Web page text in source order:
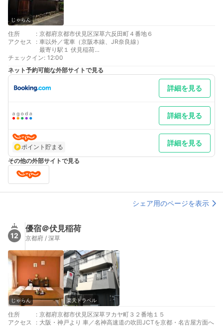
じゃらん
住所 : 京都府京都市伏見区深草六反田町４番地６
アクセス
: 車以外／電車（京阪本線、JR奈良線）
最寄り駅１ 伏見稲荷
最寄り駅２ 稲荷
最寄り駅３ 鳥羽街道
チェックイン: 12:00
ネット予約可能な外部サイトで見る
詳細を見る
詳細を見る
ポイント貯まる 詳細を見る
その他の外部サイトで見る
シェア用のページを表示
12
優宿＠伏見稲荷
京都府 / 深草
じゃらん 楽天トラベル
住所 : 京都府京都市伏見区深草ヲカヤ町３２番地１５
アクセス
: 大阪・神戸より 車／名神高速道の吹田JCTを京都・名古屋方面へ